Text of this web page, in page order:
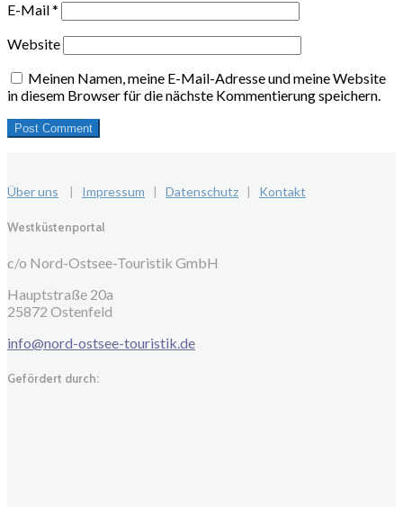
E-Mail*
Website
Meinen Namen, meine E-Mail-Adresse und meine Website
in diesem Browser für die nächste Kommentierung speichern.
Über uns | Impressum | Datenschutz | Kontakt
Westküstenportal
c/o Nord-Ostsee-Touristik GmbH
Hauptstraße 20a
25872 Ostenfeld
info@nord-ostsee-touristik.de
Gefördert durch: